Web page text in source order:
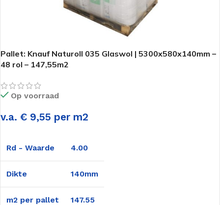
Pallet: Knauf Naturoll 035 Glaswol | 5300x580x140mm –
48 rol – 147,55m2
Op voorraad
v.a. € 9,55 per m2
Rd - Waarde 4.00
Dikte 140mm
m2 per pallet 147.55